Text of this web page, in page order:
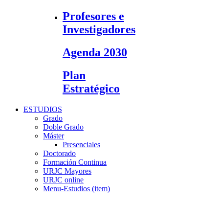
Profesores e
Investigadores
Agenda 2030
Plan
Estratégico
ESTUDIOS
Grado
Doble Grado
Máster
Presenciales
Doctorado
Formación Continua
URJC Mayores
URJC online
Menu-Estudios (item)